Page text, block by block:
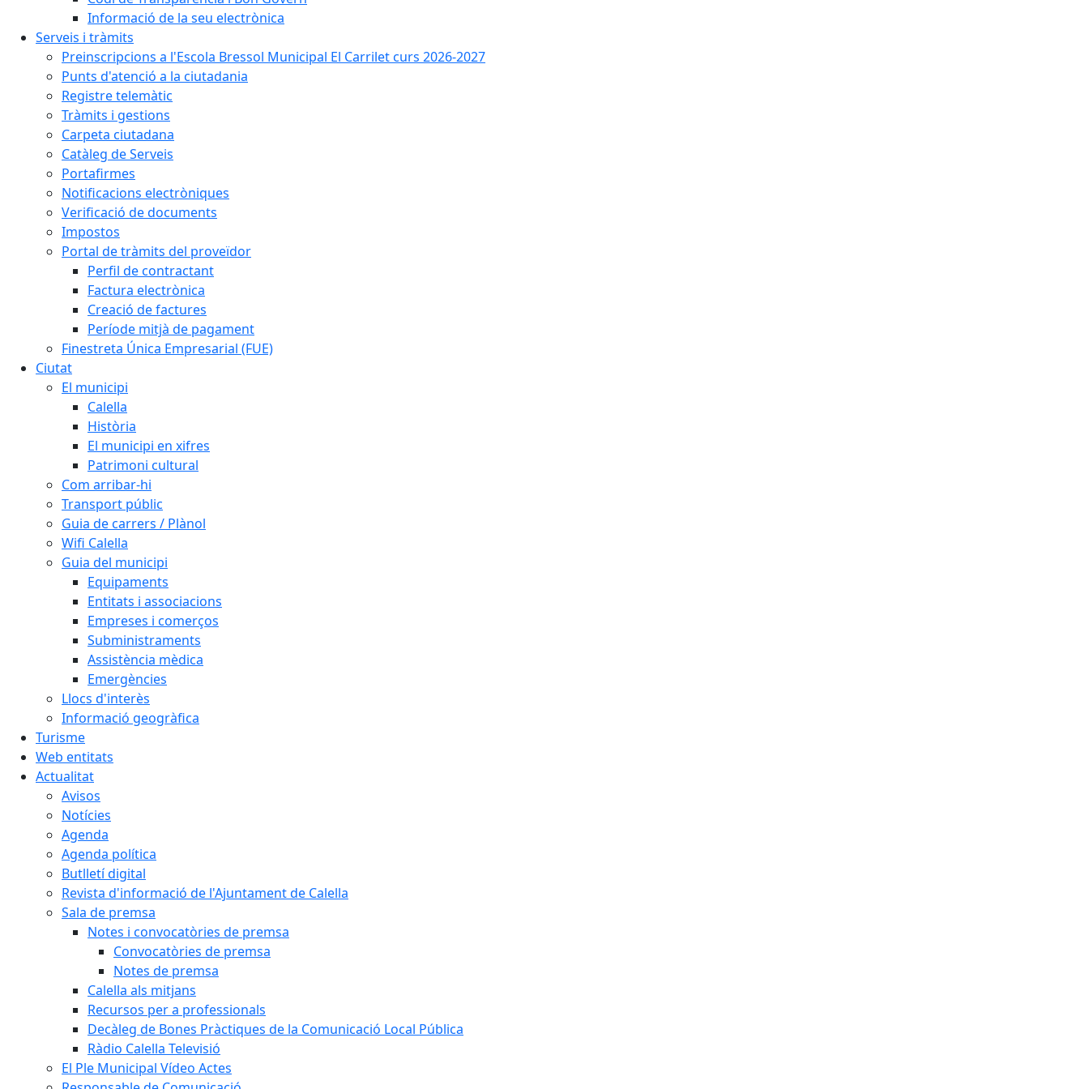
Informació de la seu electrònica
Serveis i tràmits
Preinscripcions a l'Escola Bressol Municipal El Carrilet curs 2026-2027
Punts d'atenció a la ciutadania
Registre telemàtic
Tràmits i gestions
Carpeta ciutadana
Catàleg de Serveis
Portafirmes
Notificacions electròniques
Verificació de documents
Impostos
Portal de tràmits del proveïdor
Perfil de contractant
Factura electrònica
Creació de factures
Període mitjà de pagament
Finestreta Única Empresarial (FUE)
Ciutat
El municipi
Calella
Història
El municipi en xifres
Patrimoni cultural
Com arribar-hi
Transport públic
Guia de carrers / Plànol
Wifi Calella
Guia del municipi
Equipaments
Entitats i associacions
Empreses i comerços
Subministraments
Assistència mèdica
Emergències
Llocs d'interès
Informació geogràfica
Turisme
Web entitats
Actualitat
Avisos
Notícies
Agenda
Agenda política
Butlletí digital
Revista d'informació de l'Ajuntament de Calella
Sala de premsa
Notes i convocatòries de premsa
Convocatòries de premsa
Notes de premsa
Calella als mitjans
Recursos per a professionals
Decàleg de Bones Pràctiques de la Comunicació Local Pública
Ràdio Calella Televisió
El Ple Municipal Vídeo Actes